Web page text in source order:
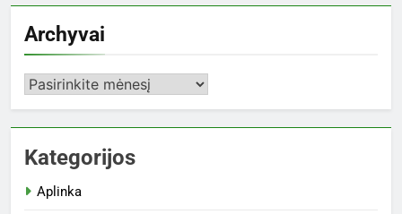
Archyvai
Archyvai
Kategorijos
Aplinka